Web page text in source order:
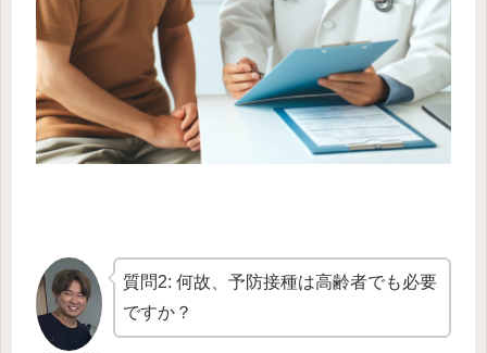
質問2: 何故、予防接種は高齢者でも必要
ですか？